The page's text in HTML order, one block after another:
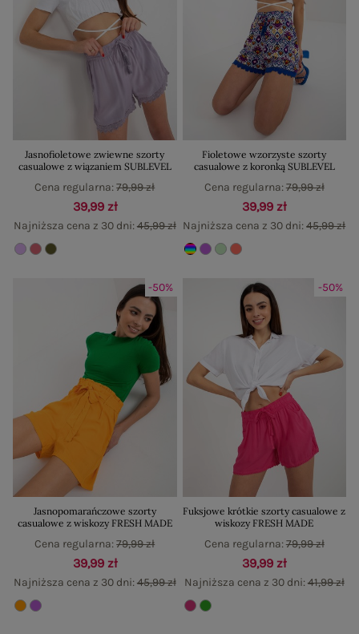
Jasnofioletowe zwiewne szorty
casualowe z wiązaniem SUBLEVEL
39,99 zł
Najniższa cena z 30 dni:45,99 zł
Cena regularna:79,99 zł
Fioletowe wzorzyste szorty
casualowe z koronką SUBLEVEL
39,99 zł
Najniższa cena z 30 dni:45,99 zł
Cena regularna:79,99 zł
-50%
Jasnopomarańczowe szorty
casualowe z wiskozy FRESH MADE
39,99 zł
Najniższa cena z 30 dni:45,99 zł
Cena regularna:79,99 zł
-50%
Fuksjowe krótkie szorty casualowe z
wiskozy FRESH MADE
39,99 zł
Najniższa cena z 30 dni:41,99 zł
Cena regularna:79,99 zł